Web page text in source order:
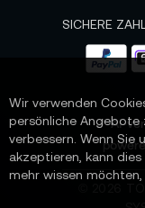
e
SICHERE
📌 AI-
Wir verwenden
persönliche Angebote
verbessern. Wenn Sie
akzeptieren, kann
mehr wissen